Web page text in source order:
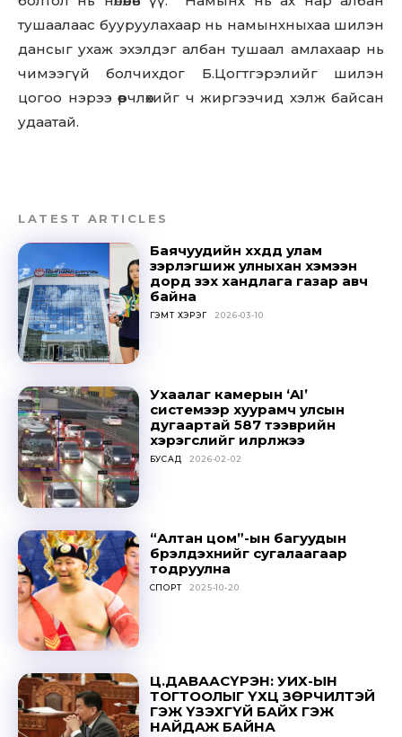
out!
Sing up for our newsletter
to stay in the loop.
тушаалаас бууруулахаар нь намынхныхаа шилэн
дансыг ухаж эхэлдэг албан тушаал амлахаар нь
чимээгүй болчихдог Б.Цогтгэрэлийг шилэн
цогоо нэрээ өөрчлөхийг ч жиргээчид хэлж байсан
удаатай.
LATEST ARTICLES
Баячуудийн хүүхдүүд улам
зэрлэгшиж улныхан хэмээн
дорд үзэх хандлага газар авч
байна
ГЭМТ ХЭРЭГ 2026-03-10
Ухаалаг камерын ‘AI’
системээр хуурамч улсын
дугаартай 587 тээврийн
хэрэгслийг илрүүлжээ
БУСАД 2026-02-02
“Алтан цом”-ын багуудын
бүрэлдэхүүнийг сугалаагаар
тодруулна
СПОРТ 2025-10-20
Ц.ДАВААСҮРЭН: УИХ-ЫН
ТОГТООЛЫГ ҮХЦ ЗӨРЧИЛТЭЙ
ГЭЖ ҮЗЭХГҮЙ БАЙХ ГЭЖ
НАЙДАЖ БАЙНА